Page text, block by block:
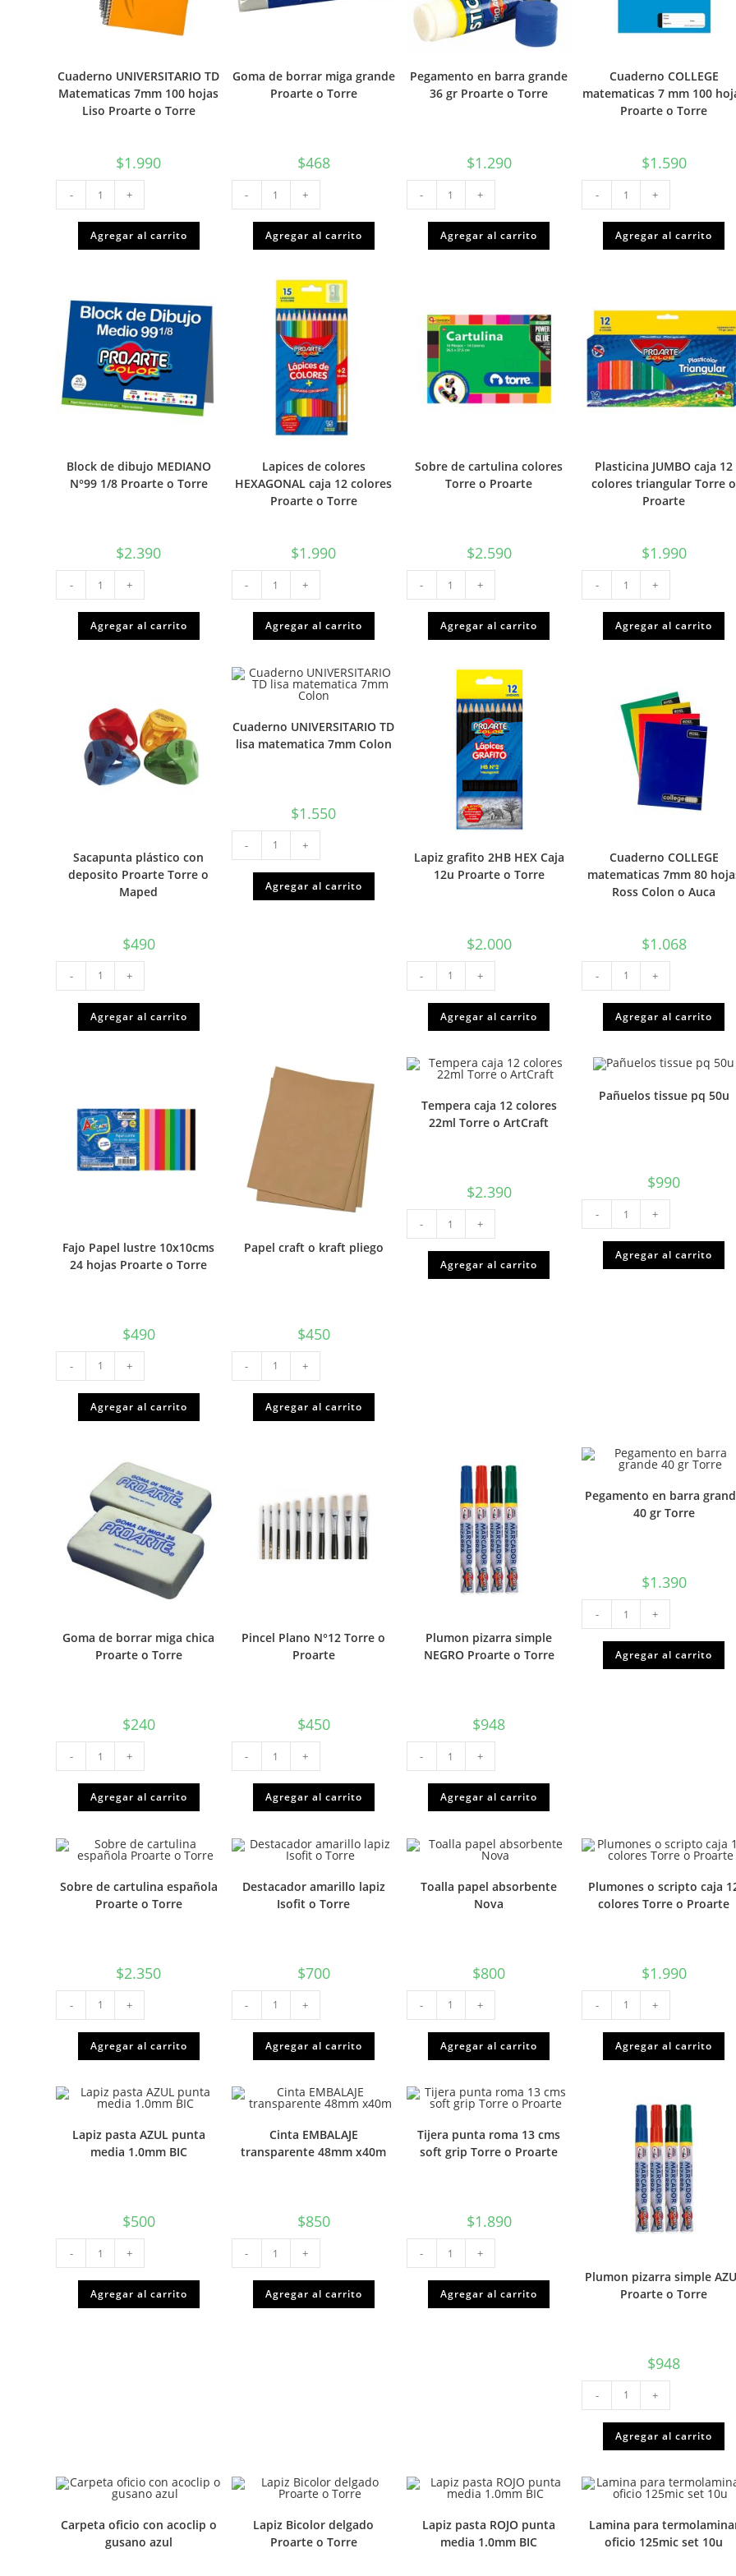
Cuaderno UNIVERSITARIO TD
Matematicas 7mm 100 hojas
Liso Proarte o Torre
$1.990
Cuaderno
UNIVERSITARIO
TD
Matematicas
7mm
100
hojas
Torre
cantidad
- +
Agregar al carrito
Goma de borrar miga grande
Proarte o Torre
$468
Goma
de
borrar
miga
grande
Proarte
o
cantidad
- +
Agregar al carrito
Pegamento en barra grande
36 gr Proarte o Torre
$1.290
Pegamento
en
barra
grande
36
gr
Proarte
- +
Agregar al carrito
Cuaderno COLLEGE
matematicas 7 mm 100
Proarte o Torre
$1.590
Cuaderno
COLLEGE
matematicas
7
mm
100
hojas
- +
Agregar al carrito
Block de dibujo MEDIANO
N°99 1/8 Proarte o Torre
$2.390
Block
de
dibujo
MEDIANO
N°99
1/8
Proarte
- +
Agregar al carrito
Lapices de colores
HEXAGONAL caja 12 colores
Proarte o Torre
$1.990
Lapices
de
colores
HEXAGONAL
caja
12
colores
o
Torre
cantidad
- +
Agregar al carrito
Sobre de cartulina colores
Torre o Proarte
$2.590
Sobre
de
cartulina
colores
Torre
o
Proarte
- +
Agregar al carrito
Plasticina JUMBO caja 12
colores triangular Torre o
Proarte
$1.990
Plasticina
JUMBO
caja
12
colores
triangular
Torre
- +
Agregar al carrito
Sacapunta plástico con
deposito Proarte Torre o
Maped
$490
Sacapunta
plástico
con
deposito
Torre
o
- +
Agregar al carrito
Cuaderno UNIVERSITARIO TD
lisa matematica 7mm Colon
$1.550
Cuaderno
UNIVERSITARIO
TD
lisa
matematica
7mm
Colon
- +
Agregar al carrito
Lapiz grafito 2HB HEX Caja
12u Proarte o Torre
$2.000
Lapiz
grafito
2HB
HEX
12u
Proarte
Torre
cantidad
- +
Agregar al carrito
Cuaderno COLLEGE
matematicas 7mm 80
Ross Colon o Auca
$1.068
Cuaderno
COLLEGE
matematicas
7mm
hojas
Ross
o
Auca
- +
Agregar al carrito
Fajo Papel lustre 10x10cms
24 hojas Proarte o Torre
$490
Fajo
Papel
lustre
10x10cms
24
hojas
Proarte
cantidad
- +
Agregar al carrito
Papel craft o kraft pliego
$450
Papel
craft
o
kraft
pliego
cantidad
- +
Agregar al carrito
Tempera caja 12 colores
22ml Torre o ArtCraft
$2.390
Tempera
caja
12
colores
22ml
Torre
o
- +
Agregar al carrito
Pañuelos tissue pq 50u
$990
Pañuelos
tissue
pq
50u
cantidad
- +
Agregar al carrito
Goma de borrar miga chica
Proarte o Torre
$240
Goma
de
borrar
miga
chica
Proarte
o
cantidad
- +
Agregar al carrito
Pincel Plano N°12 Torre o
Proarte
$450
Pincel
Plano
N°12
Torre
o
Proarte
cantidad
- +
Agregar al carrito
Plumon pizarra simple
NEGRO Proarte o Torre
$948
Plumon
pizarra
simple
NEGRO
Proarte
o
Torre
- +
Agregar al carrito
Pegamento en barra
40 gr Torre
$1.390
Pegamento
en
barra
grande
40
gr
Torre
- +
Agregar al carrito
Sobre de cartulina española
Proarte o Torre
$2.350
Sobre
de
cartulina
española
o
Torre
- +
Agregar al carrito
Destacador amarillo lapiz
Isofit o Torre
$700
Destacador
amarillo
lapiz
Isofit
Torre
cantidad
- +
Agregar al carrito
Toalla papel absorbente
Nova
$800
Toalla
papel
absorbente
Nova
cantidad
- +
Agregar al carrito
Plumones o scripto caja
colores Torre o Proarte
$1.990
Plumones
o
scripto
caja
colores
Torre
- +
Agregar al carrito
Lapiz pasta AZUL punta
media 1.0mm BIC
$500
Lapiz
pasta
AZUL
punta
media
1.0mm
BIC
- +
Agregar al carrito
Cinta EMBALAJE
transparente 48mm x40m
$850
Cinta
EMBALAJE
transparente
48mm
x40m
cantidad
- +
Agregar al carrito
Tijera punta roma 13 cms
soft grip Torre o Proarte
$1.890
Tijera
punta
roma
13
cms
soft
grip
- +
Agregar al carrito
Plumon pizarra simple
Proarte o Torre
$948
Plumon
pizarra
simple
AZUL
Proarte
o
Torre
- +
Agregar al carrito
Carpeta oficio con acoclip o
gusano azul
Lapiz Bicolor delgado
Proarte o Torre
Lapiz pasta ROJO punta
media 1.0mm BIC
Lamina para
oficio 125mic set 10u